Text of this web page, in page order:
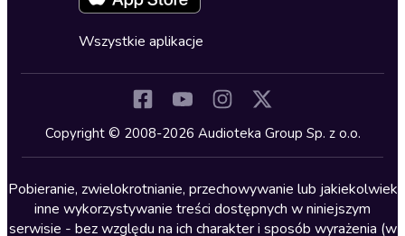
Kryminały
Lektury szkolne
Literatura anglojęzyczna
Literatura faktu
Cykle audiobooków
Wszystkie aplikacje
Copyright © 2008-2026 Audioteka Group Sp. z o.o.
Pobieranie, zwielokrotnianie, przechowywanie lub jakiekolwiek
inne wykorzystywanie treści dostępnych w niniejszym
serwisie - bez względu na ich charakter i sposób wyrażenia (w